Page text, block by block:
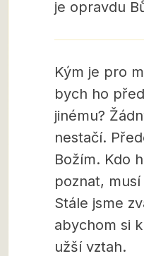
je opravdu
Kým je pro
bych ho
jinému?
nestačí.
Božím. Kdo
poznat,
Stále jsme
abychom si
užší vztah.